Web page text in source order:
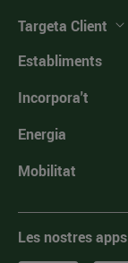
Targeta Client
Establiments
Incorpora't
Energia
Mobilitat
Les nostres apps